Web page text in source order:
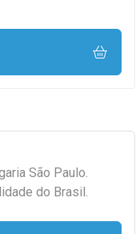
São Paulo.
do Brasil.